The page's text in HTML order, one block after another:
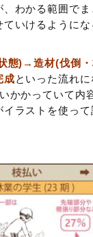
わかる範囲で
いけるように
態)→造材(伐
成といった流れに
かかっていて内
ラストを使っ